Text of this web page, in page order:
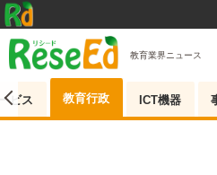
教育業界ニュース
ビス 教育行政 ICT機器